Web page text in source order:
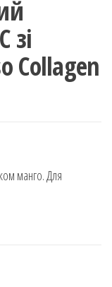
зі
Collagen
манго. Для
C зі